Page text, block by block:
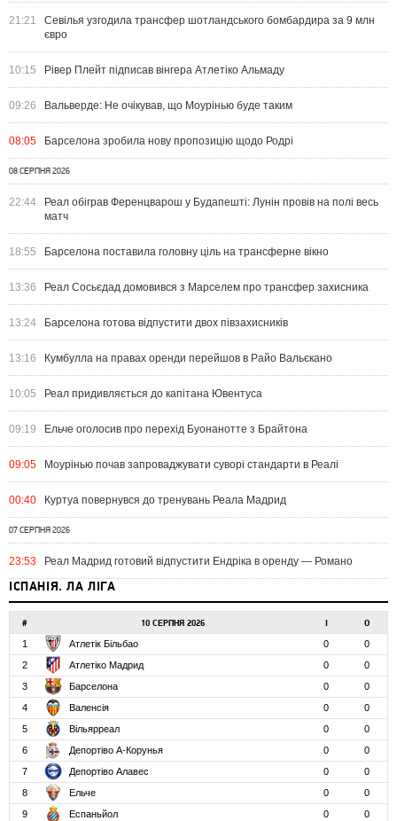
21:21
Севілья узгодила трансфер шотландського бомбардира за 9 млн
євро
10:15 Рівер Плейт підписав вінгера Атлетіко Альмаду
09:26 Вальверде: Не очікував, що Моурінью буде таким
08:05 Барселона зробила нову пропозицію щодо Родрі
08 СЕРПНЯ 2026
22:44
Реал обіграв Ференцварош у Будапешті: Лунін провів на полі весь
матч
18:55 Барселона поставила головну ціль на трансферне вікно
13:36 Реал Сосьєдад домовився з Марселем про трансфер захисника
13:24 Барселона готова відпустити двох півзахисників
13:16 Кумбулла на правах оренди перейшов в Райо Вальєкано
10:05 Реал придивляється до капітана Ювентуса
09:19 Ельче оголосив про перехід Буонанотте з Брайтона
09:05 Моурінью почав запроваджувати суворі стандарти в Реалі
00:40 Куртуа повернувся до тренувань Реала Мадрид
07 СЕРПНЯ 2026
23:53 Реал Мадрид готовий відпустити Ендріка в оренду — Романо
ІСПАНІЯ. ЛА ЛІГА
# 10 СЕРПНЯ 2026 І О
1 Атлетік Більбао 0
0
2
Атлетіко Мадрид 0
0
3
Барселона 0
0
4
Валенсія 0
0
5
Вільярреал 0
0
6
Депортіво А-Корунья 0
0
7
Депортіво Алавес 0
0
8
Ельче 0
0
9
Еспаньйол 0
0